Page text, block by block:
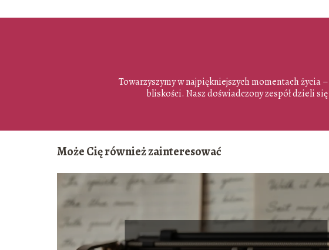
Towarzyszymy w najpiękniejszych momentach życia
bliskości. Nasz doświadczony zespół dzieli
Może Cię również zainteresować